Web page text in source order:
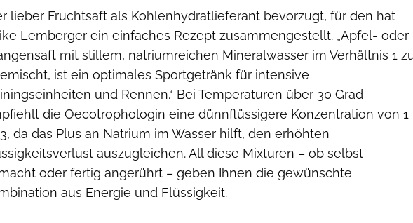
lieber Fruchtsaft als Kohlenhydratlieferant bevorzugt, für den hat
Lemberger ein einfaches Rezept zusammengestellt. „Apfel- oder
mit stillem, natriumreichen Mineralwasser im Verhältnis 1
ist ein optimales Sportgetränk für intensive
und Rennen.“ Bei Temperaturen über 30 Grad
die Oecotrophologin eine dünnflüssigere Konzentration von 1
da das Plus an Natrium im Wasser hilft, den erhöhten
auszugleichen. All diese Mixturen – ob selbst
oder fertig angerührt – geben Ihnen die gewünschte
aus Energie und Flüssigkeit.